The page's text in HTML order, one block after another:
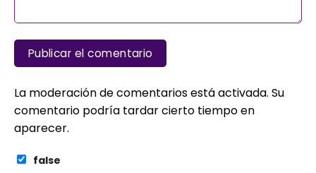
La moderación de comentarios está activada. Su
comentario podría tardar cierto tiempo en
aparecer.
false